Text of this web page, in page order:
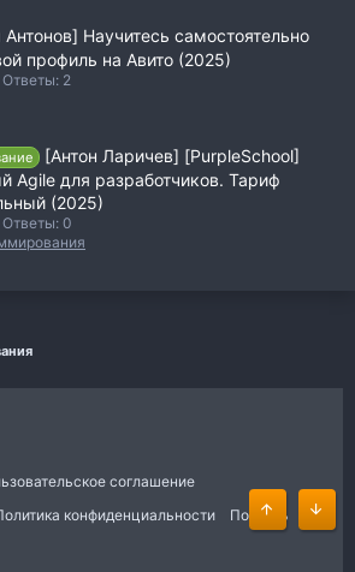
Научитесь самостоятельно
профиль на Авито (2025)
Ответы: 2
[Антон Ларичев] [PurpleSchool]
Agile для разработчиков. Тариф
(2025)
Ответы: 0
соглашение
конфиденциальности ПомощьСверхуСнизу